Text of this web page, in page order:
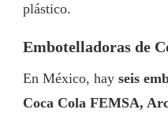
plástico.
Embotelladoras de
En México, hay seis
Coca Cola FEMSA,